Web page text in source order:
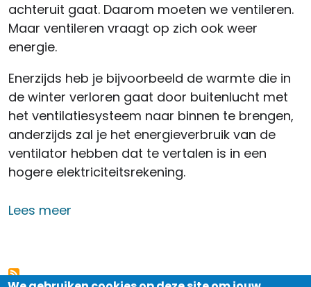
achteruit gaat. Daarom moeten we ventileren.
Maar ventileren vraagt op zich ook weer
energie.
Enerzijds heb je bijvoorbeeld de warmte die in
de winter verloren gaat door buitenlucht met
het ventilatiesysteem naar binnen te brengen,
anderzijds zal je het energieverbruik van de
ventilator hebben dat te vertalen is in een
hogere elektriciteitsrekening.
Lees meer